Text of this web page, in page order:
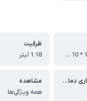
31.8 * 14.8 * 10 سانتی متر
ظرفیت
1.18 لیتر
زمان نگهداری دمای گرم
مشاهده
همه ویژگی‌ها